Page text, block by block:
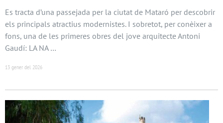
Es tracta d’una passejada per la ciutat de Mataró per descobrir
els principals atractius modernistes. I sobretot, per conèixer a
fons, una de les primeres obres del jove arquitecte Antoni
Gaudí: LA NA …
13 gener del 2026